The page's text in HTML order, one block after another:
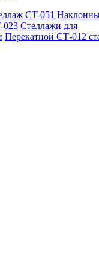
CT-051
023 Стеллажи для
Перекатной СТ-012